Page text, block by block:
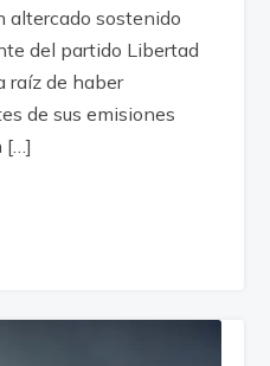
altercado sostenido
del partido Libertad
raíz de haber
de sus emisiones
[…]